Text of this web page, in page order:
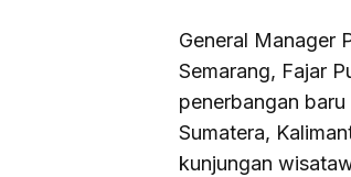
General Manager
Semarang, Fajar
penerbangan
Sumatera,
kunjungan